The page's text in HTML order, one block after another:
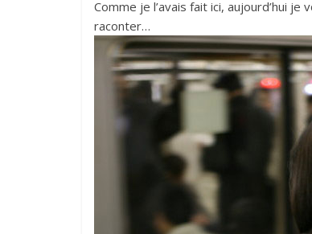
Comme je l’avais fait ici, aujourd’hui
raconter…